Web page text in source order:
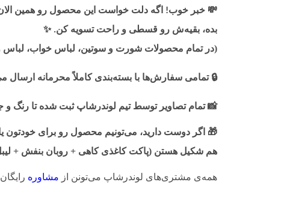
💸 خبر خوب! اگه دلت خواست این محصول رو همین
بده، بقیه‌ش رو قسطی و راحت تسویه کن.✨
(در تمام محصولات شورت و سوتین، لباس خواب، لباس
🔒 تمامی سفارش‌ها با بسته‌بندی کاملاً محرمانه
📸تمام تصاویر توسط تیم لوندرشاپ ثبت شده تا رنگ
🎁 اگر دوست دارید، می‌تونیم محصول رو برای خودتون
هم شکیل هستن (پاکت کاغذی کاهی + روبان بنفش +
همه‌ی مشتری‌های لوندرشاپ می‌تونن از مشاوره